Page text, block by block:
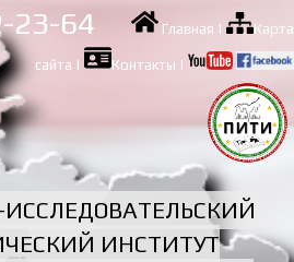
к
23-64 Главная | Карта
сайта | Контакты |
ИНСТИТУТ